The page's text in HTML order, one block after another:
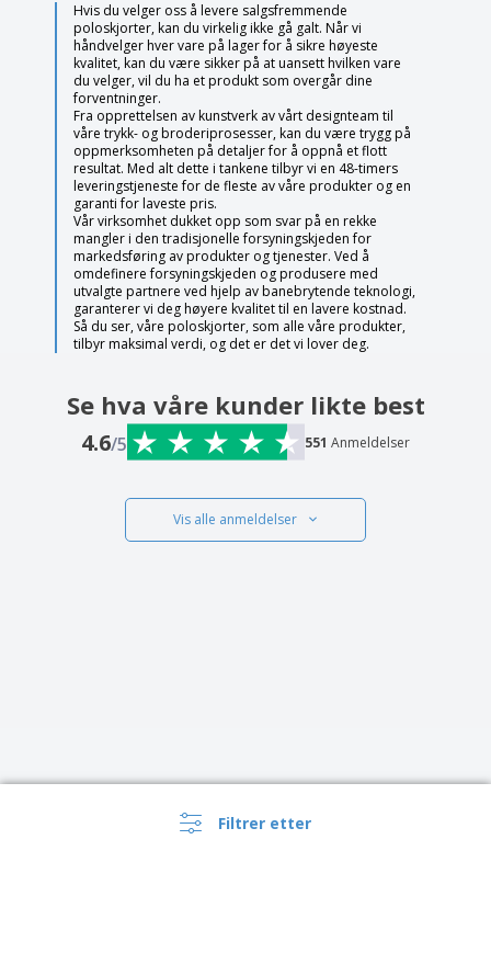
Filtrer etter
Hvis du velger oss å levere salgsfremmende
poloskjorter, kan du virkelig ikke gå galt. Når vi
håndvelger hver vare på lager for å sikre høyeste
kvalitet, kan du være sikker på at uansett hvilken vare
du velger, vil du ha et produkt som overgår dine
forventninger.
Fra opprettelsen av kunstverk av vårt designteam til
våre trykk- og broderiprosesser, kan du være trygg på
oppmerksomheten på detaljer for å oppnå et flott
resultat. Med alt dette i tankene tilbyr vi en 48-timers
leveringstjeneste for de fleste av våre produkter og en
garanti for laveste pris.
Vår virksomhet dukket opp som svar på en rekke
mangler i den tradisjonelle forsyningskjeden for
markedsføring av produkter og tjenester. Ved å
omdefinere forsyningskjeden og produsere med
utvalgte partnere ved hjelp av banebrytende teknologi,
garanterer vi deg høyere kvalitet til en lavere kostnad.
Så du ser, våre poloskjorter, som alle våre produkter,
tilbyr maksimal verdi, og det er det vi lover deg.
Se hva våre kunder likte best
4.6/5 551 Anmeldelser
Vis alle anmeldelser